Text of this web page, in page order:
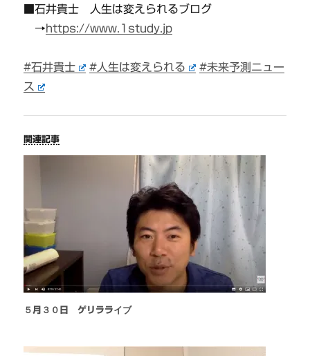
■石井貴士 人生は変えられるブログ
→https://www.1study.jp
#石井貴士 #人生は変えられる
#未来予測ニュー
ス
関連記事
５月３０日 ゲリラライブ